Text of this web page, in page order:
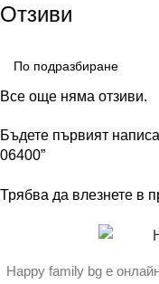
Отзиви
Все още няма отзиви.
Бъдете първият
06400”
Трябва да влезнете в
Happy family bg е